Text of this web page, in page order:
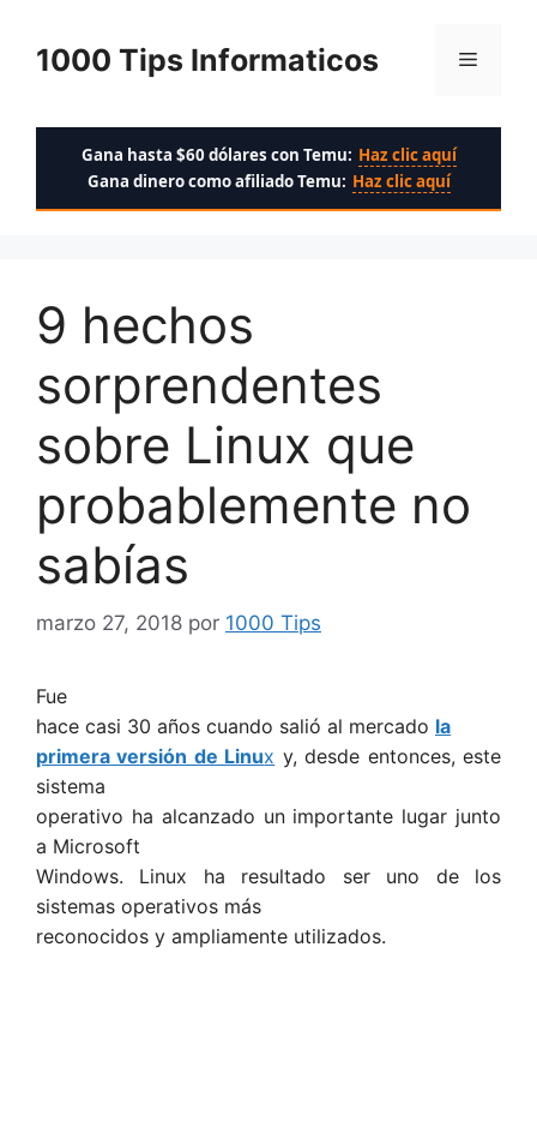
contenido
1000 Tips Informaticos Menú
Gana hasta $60 dólares con Temu: Haz clic aquí
Gana dinero como afiliado Temu: Haz clic aquí
9 hechos
sorprendentes
sobre Linux que
probablemente no
sabías
marzo 27, 2018 por 1000 Tips
Fue
hace casi 30 años cuando salió al mercado la
primera versión de Linux y, desde entonces, este
sistema
operativo ha alcanzado un importante lugar junto
a Microsoft
Windows. Linux ha resultado ser uno de los
sistemas operativos más
reconocidos y ampliamente utilizados.